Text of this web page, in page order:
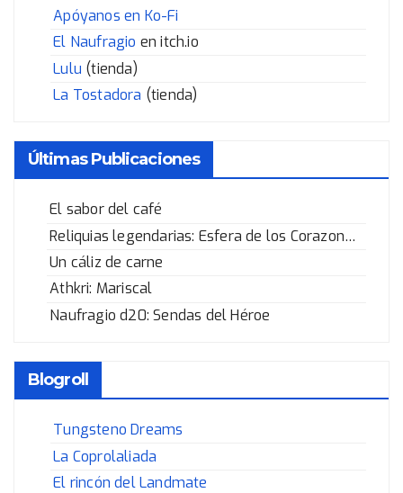
Apóyanos en Ko-Fi
El Naufragio en itch.io
Lulu (tienda)
La Tostadora (tienda)
Últimas Publicaciones
El sabor del café
Reliquias legendarias: Esfera de los Corazones Rotos
Un cáliz de carne
Athkri: Mariscal
Naufragio d20: Sendas del Héroe
Blogroll
Tungsteno Dreams
La Coprolaliada
El rincón del Landmate